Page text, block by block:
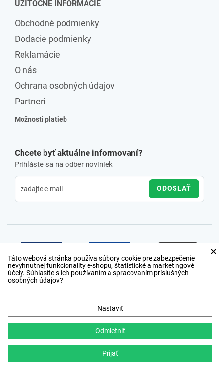
UŽITOČNÉ INFORMÁCIE
Obchodné podmienky
Dodacie podmienky
Reklamácie
O nás
Ochrana osobných údajov
Partneri
Možnosti platieb
Chcete byť aktuálne informovaní?
Prihláste sa na odber noviniek
ODOSLAŤ
Copyright © 2012 − 2026
×
Táto webová stránka používa súbory cookie pre zabezpečenie
nevyhnutnej funkcionality e-shopu, štatistické a marketingové
účely. Súhlasíte s ich používaním a spracovaním príslušných
osobných údajov?
Nastaviť
Odmietniť
Prijať